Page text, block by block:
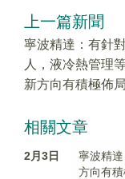
上一篇新聞
寧波精達：有針
人，液冷熱管理
新方向有積極佈局
相關文章
2月3日
寧波精
方向有